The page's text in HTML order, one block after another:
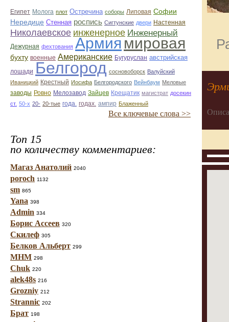
Египет Молога плот Остречина соборы Липовая Софии
Нередице Стенная роспись Сигтунские двери Настенная
Николаевское инженерное Инженерный
Дежурная фехтования Армия мировая
бухту военные Американские Бугуруслан австрийская
лошади Белгород сосновоборск Валуйский
Иваницкий Крестный Иосифа Белгородского Вейнбаум Меловые
заводы Ровно Мелозавод Зайцев Крещатик магистрат досекин
ст. 50-х 20- 20-тые года. годах. ампир Блаженный
Все ключевые слова >>
Топ 15
по количеству комментариев:
Магаз Анатолий 2040
poroch 1132
sm 865
Yana 398
Admin 334
Борис Ассеев 320
Скилеф 305
Белков Альберт 299
МНМ 298
Chuk 220
alek48s 216
Grozniy 212
Strannic 202
Брат 198